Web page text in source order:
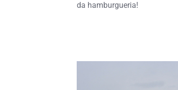
da hamburgueria!